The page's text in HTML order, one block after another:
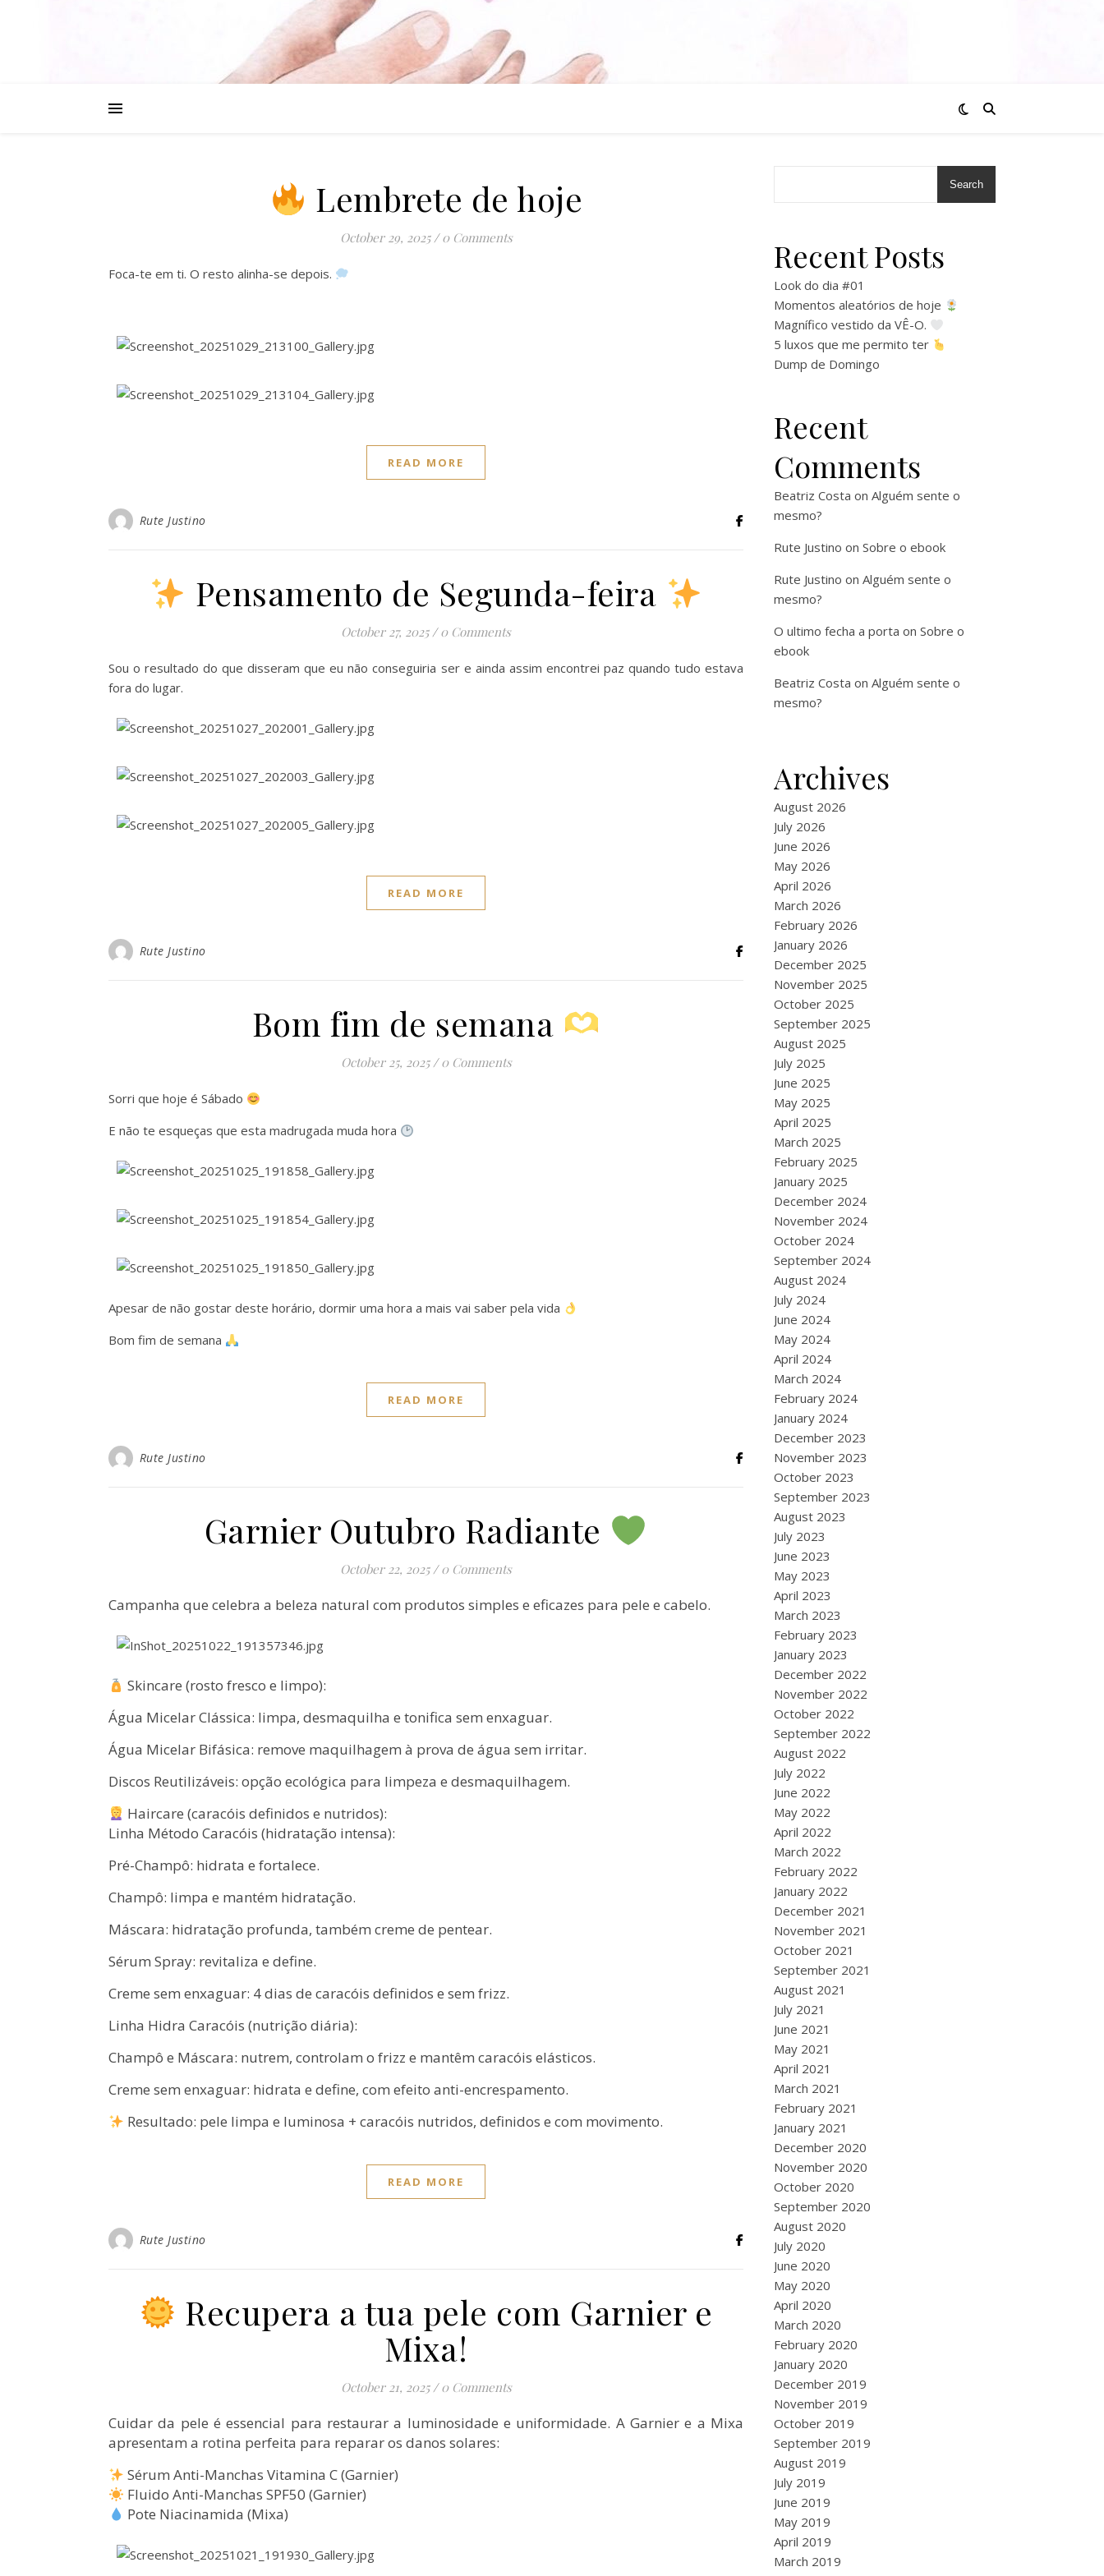
Lembrete de hoje
October 29, 2025 / 0 Comments
Foca-te em ti. O resto alinha-se depois.
READ MORE
Rute Justino
Pensamento de Segunda-feira
October 27, 2025 / 0 Comments
Sou o resultado do que disseram que eu não conseguiria ser e ainda assim encontrei paz quando tudo estava
fora do lugar.
READ MORE
Rute Justino
Bom fim de semana
October 25, 2025 / 0 Comments
Sorri que hoje é Sábado
E não te esqueças que esta madrugada muda hora
Apesar de não gostar deste horário, dormir uma hora a mais vai saber pela vida
Bom fim de semana
READ MORE
Rute Justino
Garnier Outubro Radiante
October 22, 2025 / 0 Comments
Campanha que celebra a beleza natural com produtos simples e eficazes para pele e cabelo.
Skincare (rosto fresco e limpo):
Água Micelar Clássica: limpa, desmaquilha e tonifica sem enxaguar.
Água Micelar Bifásica: remove maquilhagem à prova de água sem irritar.
Discos Reutilizáveis: opção ecológica para limpeza e desmaquilhagem.
Haircare (caracóis definidos e nutridos):
Linha Método Caracóis (hidratação intensa):
Pré-Champô: hidrata e fortalece.
Champô: limpa e mantém hidratação.
Máscara: hidratação profunda, também creme de pentear.
Sérum Spray: revitaliza e define.
Creme sem enxaguar: 4 dias de caracóis definidos e sem frizz.
Linha Hidra Caracóis (nutrição diária):
Champô e Máscara: nutrem, controlam o frizz e mantêm caracóis elásticos.
Creme sem enxaguar: hidrata e define, com efeito anti-encrespamento.
Resultado: pele limpa e luminosa + caracóis nutridos, definidos e com movimento.
READ MORE
Rute Justino
Recupera a tua pele com Garnier e
Mixa!
October 21, 2025 / 0 Comments
Cuidar da pele é essencial para restaurar a luminosidade e uniformidade. A Garnier e a Mixa
apresentam a rotina perfeita para reparar os danos solares:
Sérum Anti-Manchas Vitamina C (Garnier)
Fluido Anti-Manchas SPF50 (Garnier)
Pote Niacinamida (Mixa)
Search
Recent Posts
Look do dia #01
Momentos aleatórios de hoje
Magnífico vestido da VÊ-O.
5 luxos que me permito ter
Dump de Domingo
Recent
Comments
Beatriz Costa on Alguém sente o
mesmo?
Rute Justino on Sobre o ebook
Rute Justino on Alguém sente o
mesmo?
O ultimo fecha a porta on Sobre o
ebook
Beatriz Costa on Alguém sente o
mesmo?
Archives
August 2026
July 2026
June 2026
May 2026
April 2026
March 2026
February 2026
January 2026
December 2025
November 2025
October 2025
September 2025
August 2025
July 2025
June 2025
May 2025
April 2025
March 2025
February 2025
January 2025
December 2024
November 2024
October 2024
September 2024
August 2024
July 2024
June 2024
May 2024
April 2024
March 2024
February 2024
January 2024
December 2023
November 2023
October 2023
September 2023
August 2023
July 2023
June 2023
May 2023
April 2023
March 2023
February 2023
January 2023
December 2022
November 2022
October 2022
September 2022
August 2022
July 2022
June 2022
May 2022
April 2022
March 2022
February 2022
January 2022
December 2021
November 2021
October 2021
September 2021
August 2021
July 2021
June 2021
May 2021
April 2021
March 2021
February 2021
January 2021
December 2020
November 2020
October 2020
September 2020
August 2020
July 2020
June 2020
May 2020
April 2020
March 2020
February 2020
January 2020
December 2019
November 2019
October 2019
September 2019
August 2019
July 2019
June 2019
May 2019
April 2019
March 2019